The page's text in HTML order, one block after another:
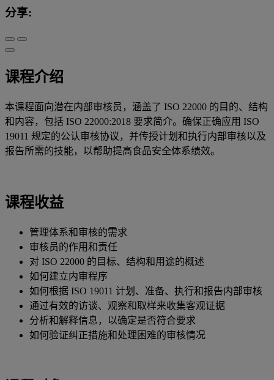
分享:
课程介绍
本课程面向潜在内部审核员，涵盖了 ISO 22000 的目的、结构
和内容，包括 ISO 22000:2018 要求简介。确保正确应用 ISO
19011 规定的公认审核协议，并传授计划和执行内部审核以及
报告所需的技能，以帮助提高食品安全体系绩效。
课程收益
管理体系和审核的需求
审核员的作用和责任
对 ISO 22000 的目标、结构和用途的概述
如何建立内审程序
如何根据 ISO 19011 计划、准备、执行和报告内部审核
通过有效的访谈、观察和取样来收集客观证据
分析和解释信息，以确定是否符合要求
如何验证纠正措施和处理困难的审核情况